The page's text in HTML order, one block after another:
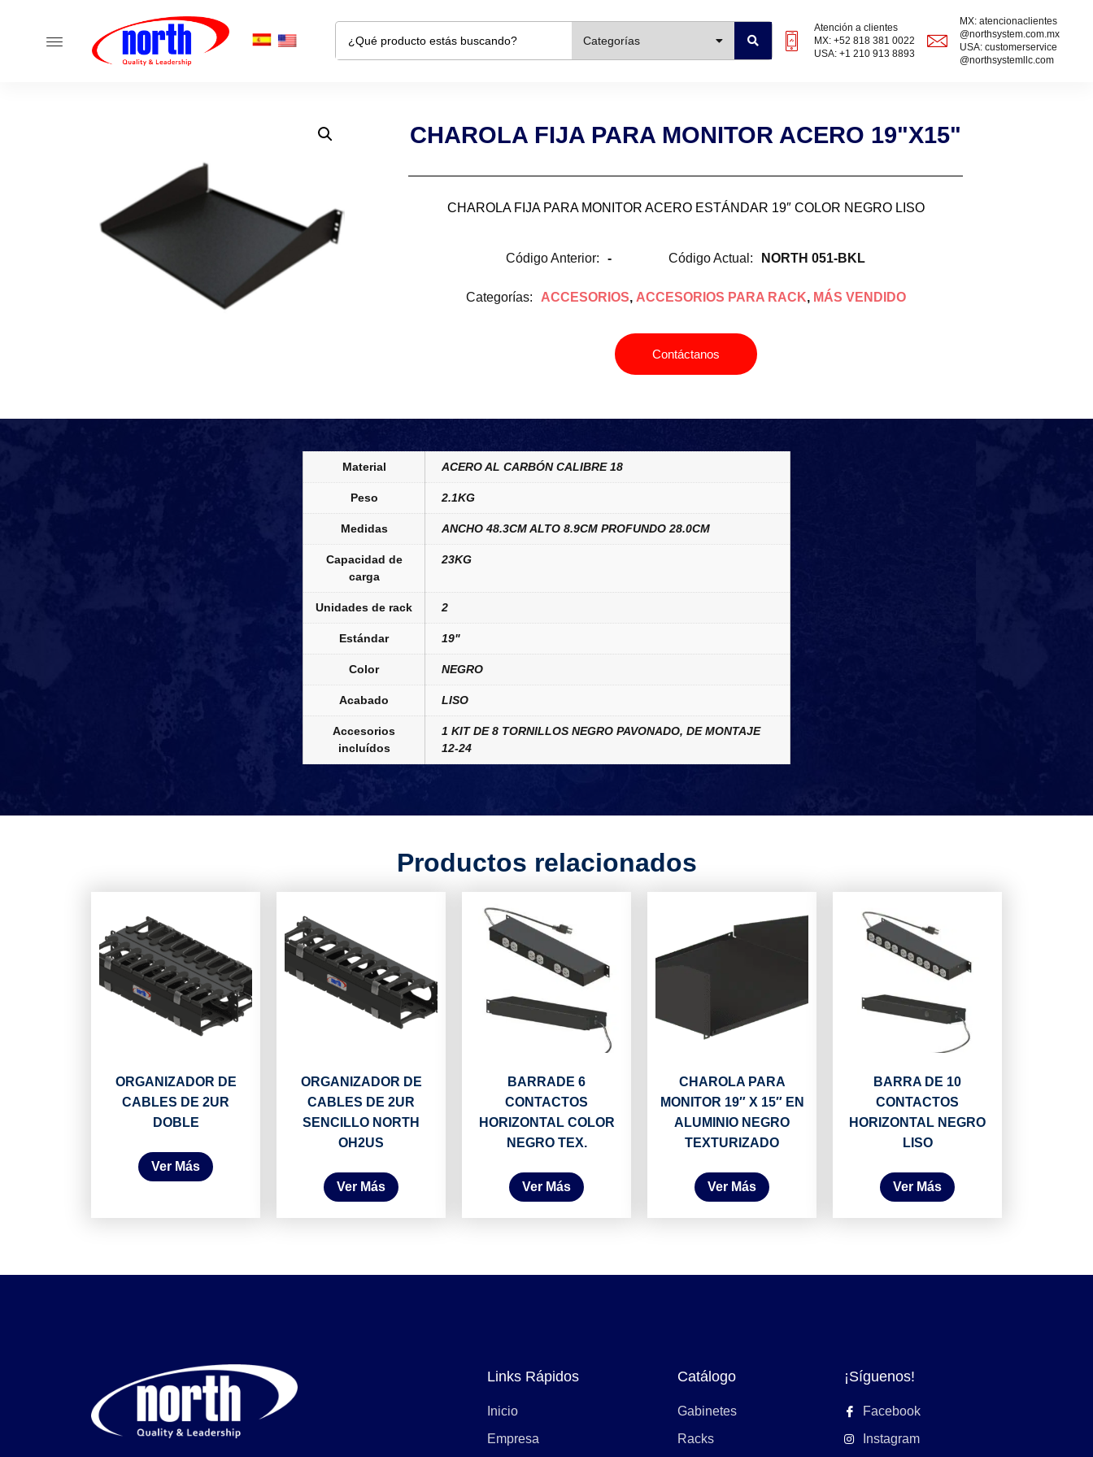
Categorías
Atención a clientes
MX: +52 818 381 0022
USA: +1 210 913 8893
MX: atencionaclientes
@northsystem.com.mx
USA: customerservice
@northsystemllc.com
CHAROLA FIJA PARA MONITOR ACERO 19"X15"
CHAROLA FIJA PARA MONITOR ACERO ESTÁNDAR 19″ COLOR NEGRO LISO
Código Anterior: - Código Actual: NORTH 051-BKL
Categorías: ACCESORIOS, ACCESORIOS PARA RACK, MÁS VENDIDO
Contáctanos
Material ACERO AL CARBÓN CALIBRE 18
Peso 2.1KG
Medidas ANCHO 48.3CM ALTO 8.9CM PROFUNDO 28.0CM
Capacidad de
carga
23KG
Unidades de rack 2
Estándar 19"
Color NEGRO
Acabado LISO
Accesorios
incluídos
1 KIT DE 8 TORNILLOS NEGRO PAVONADO, DE MONTAJE
12-24
Productos relacionados
ORGANIZADOR DE
CABLES DE 2UR
DOBLE
Ver Más
ORGANIZADOR DE
CABLES DE 2UR
SENCILLO NORTH
OH2US
Ver Más
BARRADE 6
CONTACTOS
HORIZONTAL COLOR
NEGRO TEX.
Ver Más
CHAROLA PARA
MONITOR 19″ X 15″ EN
ALUMINIO NEGRO
TEXTURIZADO
Ver Más
BARRA DE 10
CONTACTOS
HORIZONTAL NEGRO
LISO
Ver Más
Links Rápidos
Inicio
Empresa
Catálogo
Gabinetes
Racks
¡Síguenos!
Facebook
Instagram